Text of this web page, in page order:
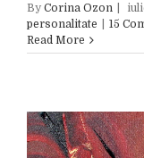
By Corina Ozon
personalitate
15
Read More